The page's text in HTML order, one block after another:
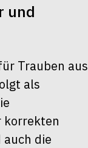
und
Trauben aus
als
korrekten
die